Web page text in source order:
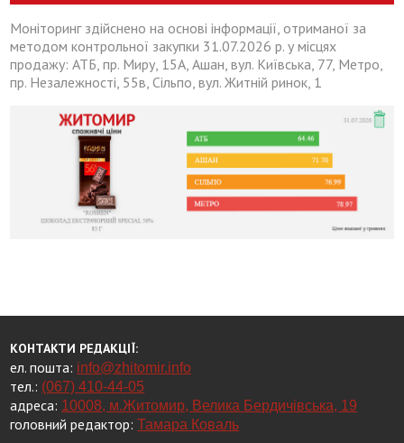
Моніторинг здійснено на основі інформації, отриманої за
методом контрольної закупки 31.07.2026 р. у місцях
продажу: АТБ, пр. Миру, 15А, Ашан, вул. Київська, 77, Метро,
пр. Незалежності, 55в, Сільпо, вул. Житній ринок, 1
КОНТАКТИ РЕДАКЦІЇ:
ел. пошта: info@zhitomir.info
тел.: (067) 410-44-05
адреса: 10008, м.Житомир, Велика Бердичівська, 19
головний редактор:Тамара Коваль